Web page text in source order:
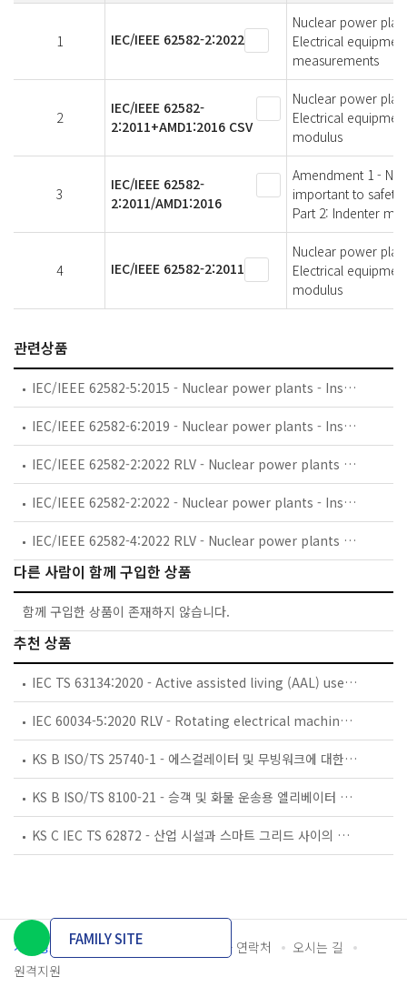
1 IEC/IEEE 62582-2:2022
Nuclear power
Electrical
measurements
2
IEC/IEEE 62582-
2:2011+AMD1:2016 CSV
Nuclear power
Electrical
modulus
3
IEC/IEEE 62582-
2:2011/AMD1:2016
Amendment 1 -
important to
Part 2: Indenter
4 IEC/IEEE 62582-2:2011
Nuclear power
Electrical
modulus
관련상품
IEC/IEEE 62582-5:2015 - Nuclear power plants - Instrumentation and control important to safety - Electrical equipment condition monitoring methods - Part 5: Optical time domain reflectometry
IEC/IEEE 62582-6:2019 - Nuclear power plants - Instrumentation and control important to safety - Electrical equipment condition monitoring methods - Part 6: Insulation resistance
IEC/IEEE 62582-2:2022 RLV - Nuclear power plants - Instrumentation and control important to safety - Electrical equipment condition monitoring methods - Part 2: Indenter measurements
IEC/IEEE 62582-2:2022 - Nuclear power plants - Instrumentation and control important to safety - Electrical equipment condition monitoring methods - Part 2: Indenter measurements
IEC/IEEE 62582-4:2022 RLV - Nuclear power plants - Instrumentation and control important to safety - Electrical equipment condition monitoring methods - Part 4: Oxidation induction techniques
다른 사람이 함께 구입한 상품
함께 구입한 상품이 존재하지 않습니다.
추천 상품
IEC TS 63134:2020 - Active assisted living (AAL) use cases
IEC 60034-5:2020 RLV - Rotating electrical machines - Part 5: Degrees of protection provided by the integral design of rotating electrical machines (IP code) - Classification
KS B ISO/TS 25740-1 - 에스컬레이터 및 무빙워크에 대한 안전요건 — 제1부: 세계공통 필수 안전요건(GESRs)
KS B ISO/TS 8100-21 - 승객 및 화물 운송용 엘리베이터 —제21부: 세계공통 필수안전요건(GESRs)을 충족하는 세계공통 안전 파라미터(GSPs)
KS C IEC TS 62872 - 산업 시설과 스마트 그리드 사이의 산업 공정 측정, 제어 및 자동화 시스템 인터페이스
개인정보처리방침 이용약관 담당자 연락처
오시는 길
원격지원
FAMILY SITE